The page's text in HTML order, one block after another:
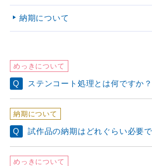
納期について
ステンコート処理とは何ですか？
めっきについて
試作品の納期はどれぐらい必要
納期について
めっきについて